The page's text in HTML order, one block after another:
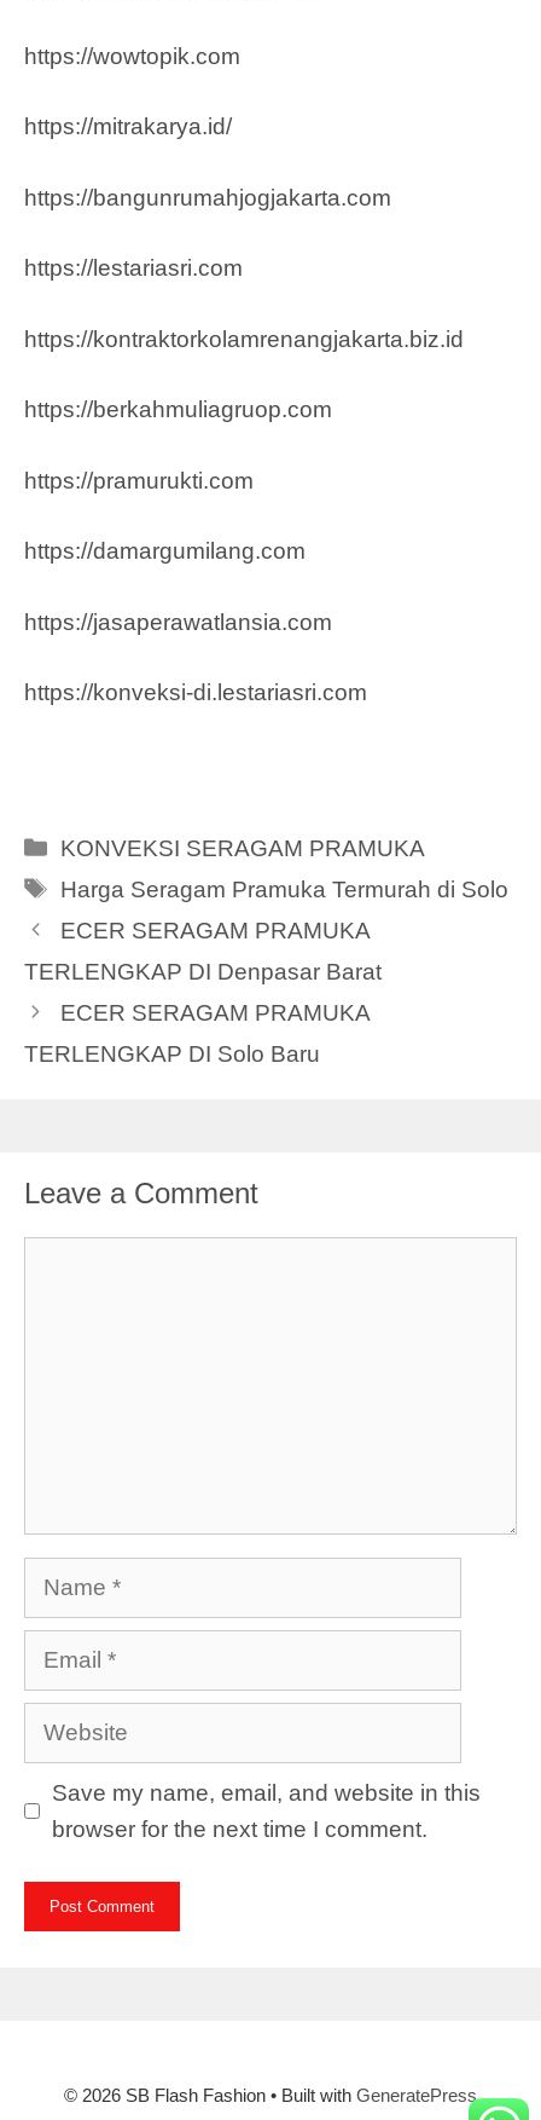
https://wowtopik.com
https://mitrakarya.id/
https://bangunrumahjogjakarta.com
https://lestariasri.com
https://kontraktorkolamrenangjakarta.biz.id
https://berkahmuliagruop.com
https://pramurukti.com
https://damargumilang.com
https://jasaperawatlansia.com
https://konveksi-di.lestariasri.com
Categories
KONVEKSI SERAGAM PRAMUKA
Tags
Harga Seragam Pramuka Termurah di Solo
ECER SERAGAM PRAMUKA
TERLENGKAP DI Denpasar Barat
ECER SERAGAM PRAMUKA
TERLENGKAP DI Solo Baru
Leave a Comment
Name
Email
Website
Save my name, email, and website in this
browser for the next time I comment.
© 2026 SB Flash Fashion • Built with GeneratePress